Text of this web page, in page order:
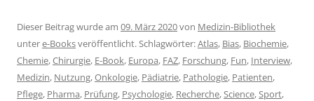
Dieser Beitrag wurde am 09. März 2020von Medizin-Bibliothek
untere-Booksveröffentlicht. Schlagwörter:Atlas, Bias, Biochemie,
Chemie,Chirurgie, E-Book, Europa, FAZ, Forschung, Fun, Interview,
Medizin, Nutzung,Onkologie, Pädiatrie, Pathologie, Patienten,
Pflege, Pharma, Prüfung, Psychologie, Recherche,Science,Sport,